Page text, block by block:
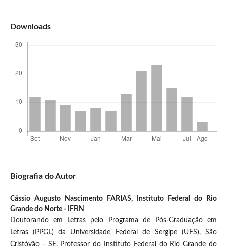
Downloads
Biografia do Autor
Cássio Augusto Nascimento FARIAS,
Instituto Federal do Rio
Grande do Norte - IFRN
Doutorando em Letras pelo Programa de Pós-Graduação em
Letras (PPGL) da Universidade Federal de Sergipe (UFS), São
Cristóvão - SE. Professor do Instituto Federal do Rio Grande do